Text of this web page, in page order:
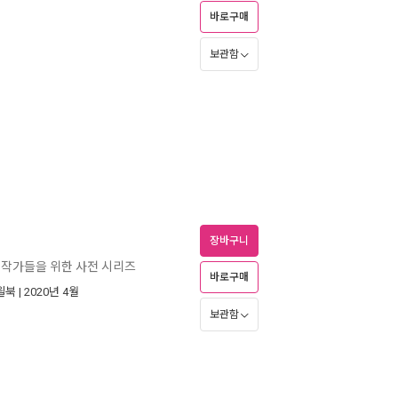
바로구매
보관함
작가들을 위한 사전 시리즈
북 | 2020년 4월
장바구니
바로구매
보관함